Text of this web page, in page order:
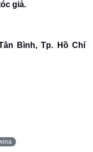
giả.
Bình, Tp. HồChí